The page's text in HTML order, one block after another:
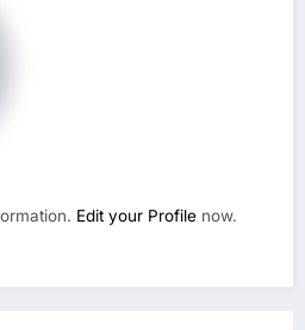
Edit your Profile now.